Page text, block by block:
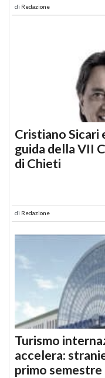
di Redazione
Cristiano
guida della VII
di Chieti
di Redazione
Turismo
accelera:
primo